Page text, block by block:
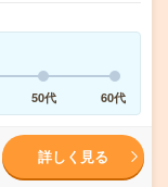
50代 60代
詳しく見る